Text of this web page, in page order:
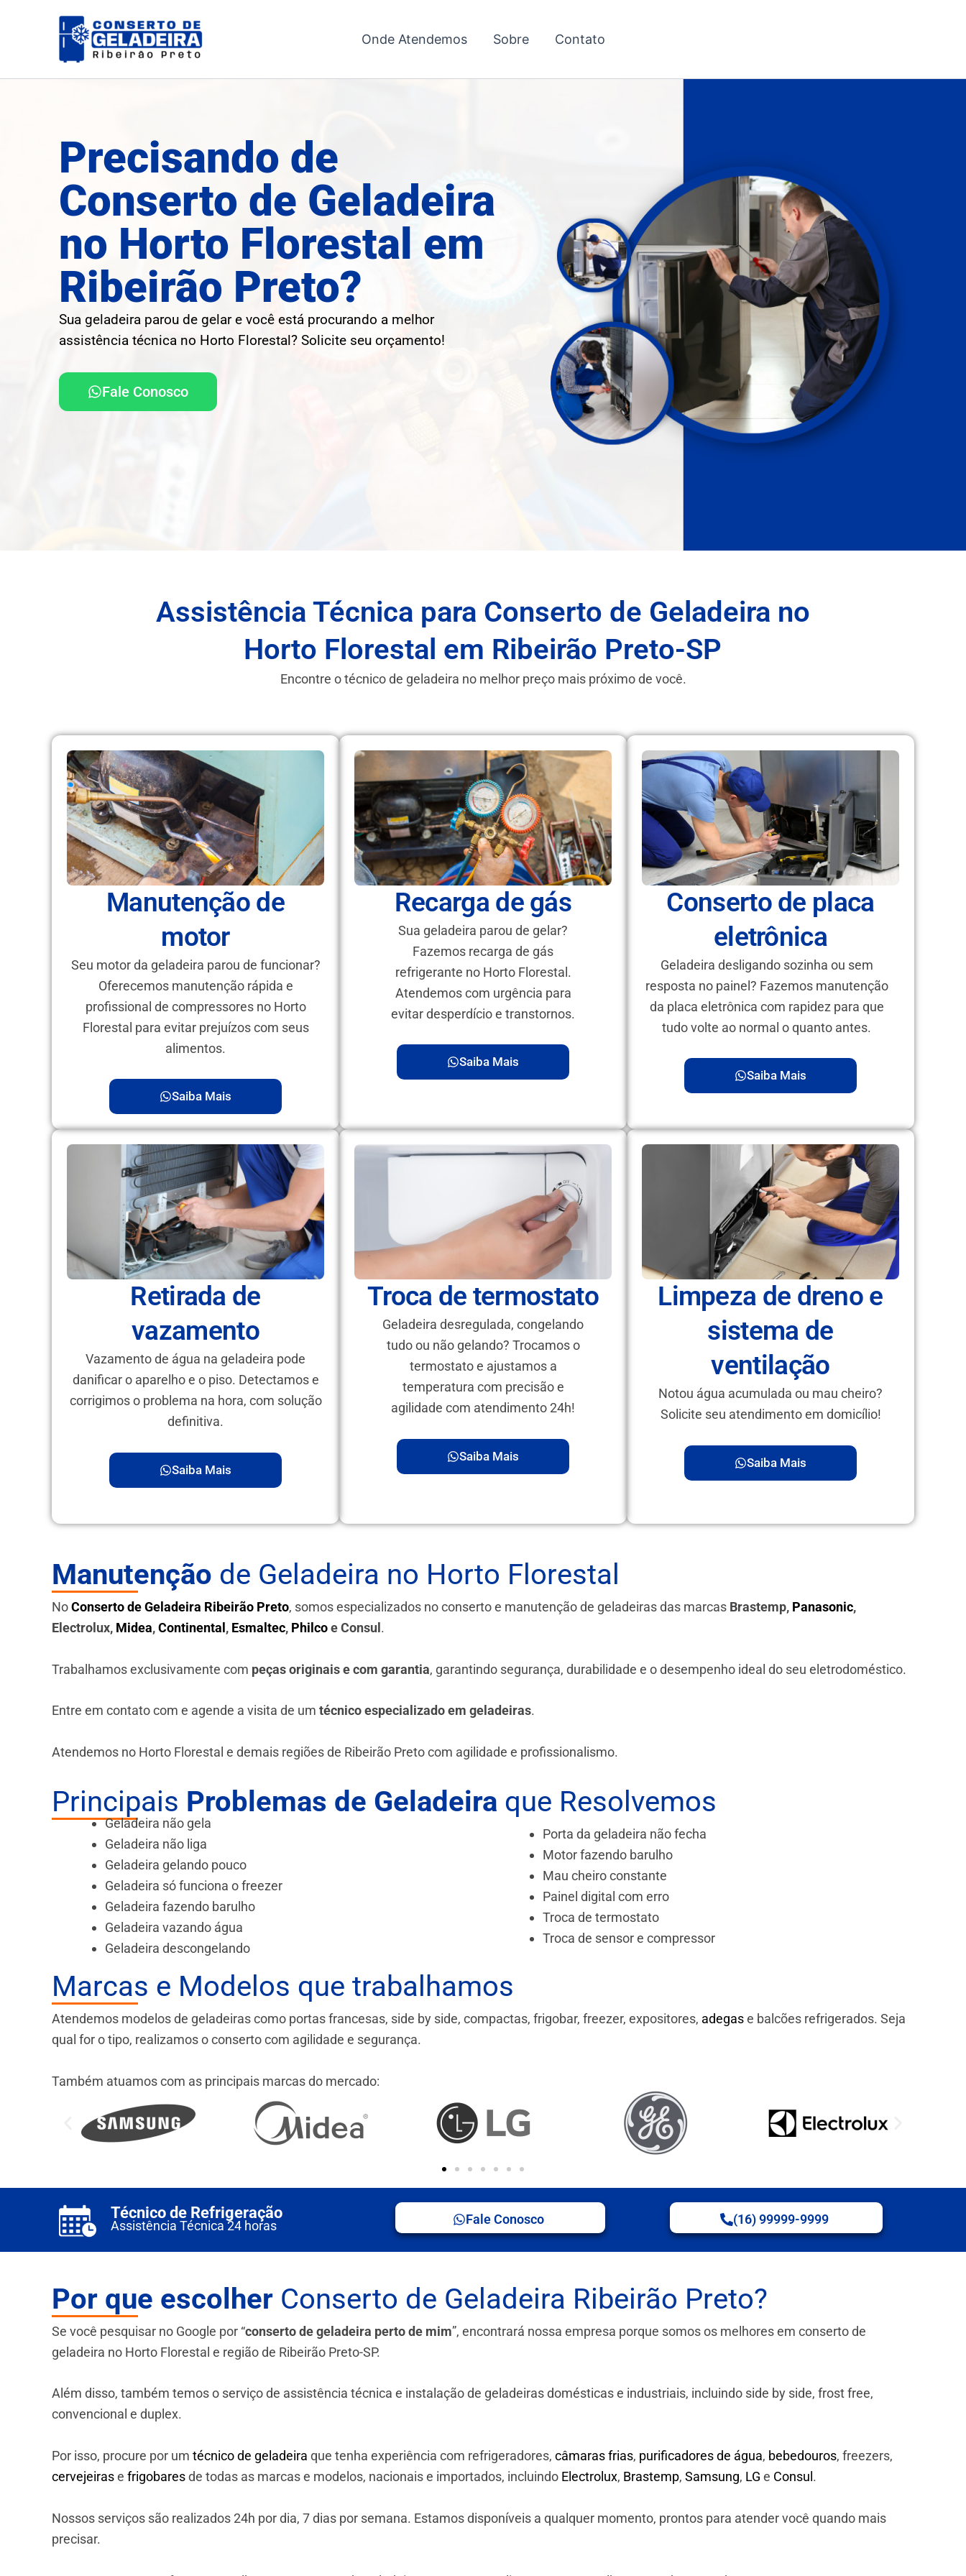
Onde Atendemos Sobre Contato
Precisando de
Conserto de Geladeira
no Horto Florestal em
Ribeirão Preto?
Sua geladeira parou de gelar e você está procurando a melhor
assistência técnica no Horto Florestal? Solicite seu orçamento!
Fale Conosco
Assistência Técnica para Conserto de Geladeira no
Horto Florestal em Ribeirão Preto-SP
Encontre o técnico de geladeira no melhor preço mais próximo de você.
Manutenção de
motor
Seu motor da geladeira parou de funcionar?
Oferecemos manutenção rápida e
profissional de compressores no Horto
Florestal para evitar prejuízos com seus
alimentos.
Saiba Mais
Recarga de gás
Sua geladeira parou de gelar?
Fazemos recarga de gás
refrigerante no Horto Florestal.
Atendemos com urgência para
evitar desperdício e transtornos.
Saiba Mais
Conserto de placa
eletrônica
Geladeira desligando sozinha ou sem
resposta no painel? Fazemos manutenção
da placa eletrônica com rapidez para que
tudo volte ao normal o quanto antes.
Saiba Mais
Retirada de
vazamento
Vazamento de água na geladeira pode
danificar o aparelho e o piso. Detectamos e
corrigimos o problema na hora, com solução
definitiva.
Saiba Mais
Troca de termostato
Geladeira desregulada, congelando
tudo ou não gelando? Trocamos o
termostato e ajustamos a
temperatura com precisão e
agilidade com atendimento 24h!
Saiba Mais
Limpeza de dreno e
sistema de
ventilação
Notou água acumulada ou mau cheiro?
Solicite seu atendimento em domicílio!
Saiba Mais
Manutenção de Geladeira no Horto Florestal
NoConserto de Geladeira Ribeirão Preto, somos especializados no conserto e manutenção de geladeiras das marcas Brastemp, Panasonic,
Electrolux, Midea,Continental , Esmaltec, Philcoe Consul .
Trabalhamos exclusivamente com peças originais e com garantia, garantindo segurança, durabilidade e o desempenho ideal do seu eletrodoméstico.
Entre em contato com e agende a visita de um técnico especializado em geladeiras.
Atendemos no Horto Florestal e demais regiões de Ribeirão Pretocom agilidade e profissionalismo.
Principais Problemas de Geladeira que Resolvemos
Geladeira não gela
Geladeira não liga
Geladeira gelando pouco
Geladeira só funciona o freezer
Geladeira fazendo barulho
Geladeira vazando água
Geladeira descongelando
Porta da geladeira não fecha
Motor fazendo barulho
Mau cheiro constante
Painel digital com erro
Troca de termostato
Troca de sensor e compressor
Marcas e Modelos que trabalhamos
Atendemos modelos de geladeiras como portas francesas, side by side, compactas, frigobar, freezer, expositores, adegase balcões refrigerados. Seja
qual for o tipo, realizamos o conserto com agilidade e segurança.
Também atuamos com as principais marcas do mercado:
Técnico de Refrigeração
Assistência Técnica 24 horas Fale Conosco (16) 99999-9999
Por que escolher Conserto de Geladeira Ribeirão Preto?
Se você pesquisar no Google por “conserto de geladeira perto de mim”, encontrará nossa empresa porque somos os melhores em conserto de
geladeira no Horto Florestal e região de Ribeirão Preto-SP.
Além disso, também temos o serviço de assistência técnica e instalação de geladeiras domésticas e industriais, incluindo side by side, frost free,
convencional e duplex.
Por isso, procure por um técnico de geladeira que tenha experiência com refrigeradores, câmaras frias, purificadores de água, bebedouros, freezers,
cervejeirase frigobaresde todas as marcas e modelos, nacionais e importados, incluindo Electrolux, Brastemp, Samsung, LG e Consul .
Nossos serviços são realizados 24h por dia, 7 dias por semana. Estamos disponíveis a qualquer momento, prontos para atender você quando mais
precisar.